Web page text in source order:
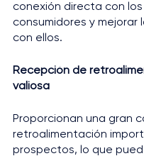
conexión directa con los
consumidores y mejorar
con ellos.
Recepción de
valiosa
Proporcionan una gran
retroalimentación
prospectos, lo que